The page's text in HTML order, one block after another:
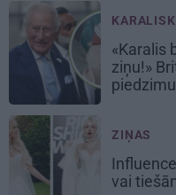
«Karalis
ziņu!»
ZIŅAS
vai